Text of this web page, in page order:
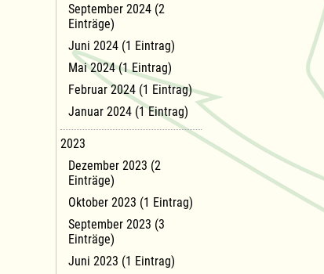
September 2024 (2
Einträge)
Juni 2024 (1 Eintrag)
Mai 2024 (1 Eintrag)
Februar 2024 (1 Eintrag)
Januar 2024 (1 Eintrag)
2023
Dezember 2023 (2
Einträge)
Oktober 2023 (1 Eintrag)
September 2023 (3
Einträge)
Juni 2023 (1 Eintrag)